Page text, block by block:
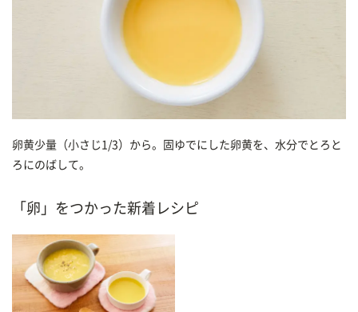
卵黄少量（小さじ1/3）から。固ゆでにした卵黄を、水分でとろと
ろにのばして。
「卵」をつかった新着レシピ